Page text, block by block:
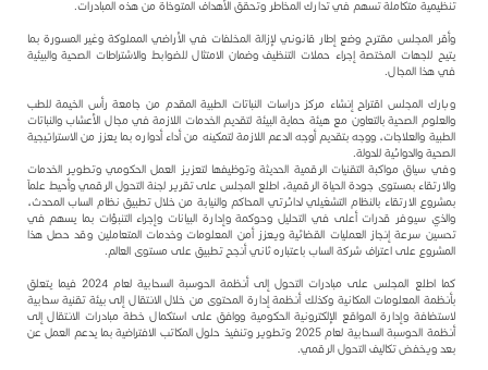
تنظيمية متكاملة تسهم في تدارك المخاطر وتحقق الأهداف المتوخاة من هذه المبادرات.
وأقر المجلس مقترح وضع إطار قانوني لإزالة المخلفات في الأراضي المملوكة وغير المسورة بما
يتيح للجهات المختصة إجراء حملات التنظيف وضمان الامتثال للضوابط والاشتراطات الصحية والبيئية
في هذا المجال.
وبارك المجلس اقتراح إنشاء مركز دراسات النباتات الطبية المقدم من جامعة رأس الخيمة للطب
والعلوم الصحية بالتعاون مع هيئة حماية البيئة لتقديم الخدمات اللازمة في مجال الأعشاب والنباتات
الطبية والعلاجات، ووجه بتقديم أوجه الدعم اللازمة لتمكينه من أداء أدواره بما يعزز من الاستراتيجية
الصحية والدوائية للدولة.
وفي سياق مواكبة التقنيات الرقمية الحديثة وتوظيفها لتعزيز العمل الحكومي وتطوير الخدمات
والارتقاء بمستوى جودة الحياة الرقمية، اطلع المجلس على تقرير لجنة التحول الرقمي وأحيط علماَ
بمشروع الارتقاء بالنظام التشغيلي لدائرتي المحاكم والنيابة من خلال تطبيق نظام الساب المحدث،
والذي سيوفر قدرات أعلى في التحليل وحوكمة وإدارة البيانات وإجراء التنبؤات بما يسهم في
تحسين سرعة إنجاز العمليات القضائية ويعزز أمن المعلومات وخدمات المتعاملين وقد حصل هذا
المشروع على اعتراف شركة الساب باعتباره ثاني أنجح تطبيق على مستوى العالم.
كما اطلع المجلس على مبادرات التحول إلى أنظمة الحوسبة السحابية لعام 2024 فيما يتعلق
بأنظمة المعلومات المكانية وكذلك أنظمة إدارة المحتوى من خلال الانتقال إلى بيئة تقنية سحابية
لاستضافة وإدارة المواقع الإلكترونية الحكومية ووافق على استكمال خطة مبادرات الانتقال إلى
أنظمة الحوسبة السحابية لعام 2025 وتطوير وتنفيذ حلول المكاتب الافتراضية بما يدعم العمل عن
بعد ويخفض تكاليف التحول الرقمي.